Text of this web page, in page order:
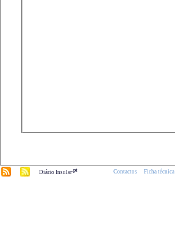
Diário Insular.pt Contactos Ficha técnica